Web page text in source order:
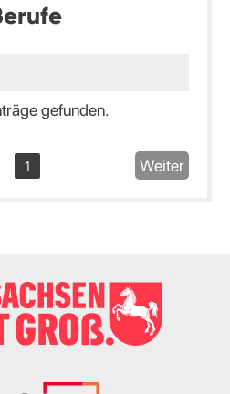
gefunden.
1 Weiter